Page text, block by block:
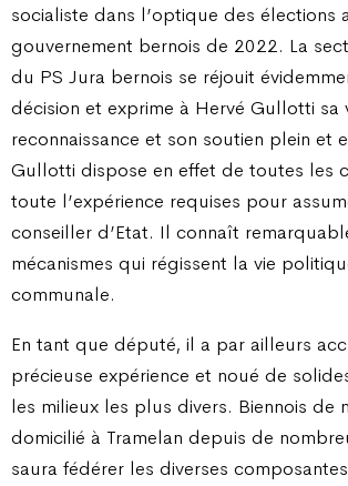
socialiste dans l’optique des élections
gouvernement bernois de 2022. La
du PS Jura bernois se réjouit
décision et exprime à Hervé Gullotti sa
reconnaissance et son soutien plein et
Gullotti dispose en effet de toutes les
toute l’expérience requises pour
conseiller d’Etat. Il connaît
mécanismes qui régissent la vie
communale.
En tant que député, il a par ailleurs
précieuse expérience et noué de
les milieux les plus divers. Biennois de
domicilié à Tramelan depuis de
saura fédérer les diverses